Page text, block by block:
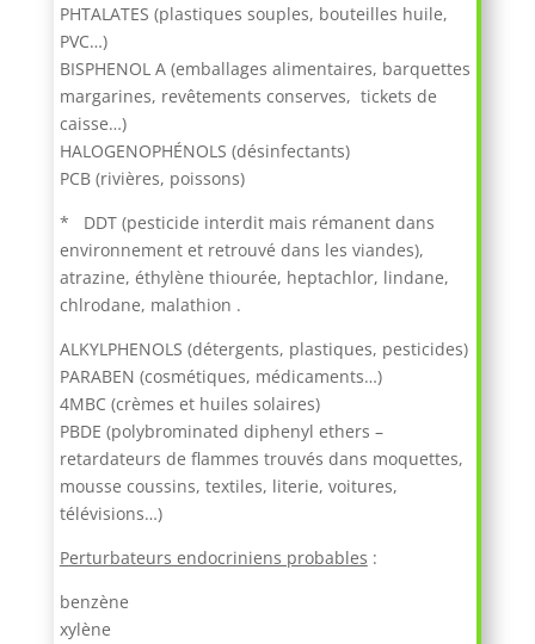
PHTALATES (plastiques souples, bouteilles huile,
PVC…)
BISPHENOL A (emballages alimentaires, barquettes
margarines, revêtements conserves, tickets de
caisse…)
HALOGENOPHÉNOLS (désinfectants)
PCB (rivières, poissons)
* DDT (pesticide interdit mais rémanent dans
environnement et retrouvé dans les viandes),
atrazine, éthylène thiourée, heptachlor, lindane,
chlrodane, malathion .
ALKYLPHENOLS (détergents, plastiques, pesticides)
PARABEN (cosmétiques, médicaments…)
4MBC (crèmes et huiles solaires)
PBDE (polybrominated diphenyl ethers –
retardateurs de flammes trouvés dans moquettes,
mousse coussins, textiles, literie, voitures,
télévisions…)
Perturbateurs endocriniens probables :
benzène
xylène